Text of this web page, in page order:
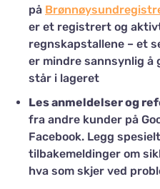
på
er et registrert og
regnskapstallene – et
er mindre sannsynlig å
står i lageret
Les anmeldelser og
fra andre kunder på
Facebook. Legg
tilbakemeldinger om
hva som skjer ved